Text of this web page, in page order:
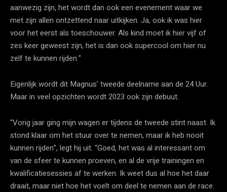
aanwezig zijn, het wordt dan ook een evenement waar we
met zijn allen ontzettend naar uitkijken. Ja, ook ik was hier
voor het eerst als toeschouwer. Als kind moet ik hier vijf of
zes keer geweest zijn, het is dan ook supercool om hier nu
zelf te kunnen rijden.”
Eigenlijk wordt dit Magnus’ tweede deelname aan de 24 Uur.
Maar in veel opzichten wordt 2023 ook zijn debuut.
“Vorig jaar ging mijn wagen er tijdens de tweede stint naast. Ik
stond klaar om het stuur over te nemen, maar ik heb nooit
kunnen rijden”, legt hij uit. “Goed, het was al interessant om
van de sfeer te kunnen proeven, en al de vrije trainingen en
kwalificatiesessies af te werken. Ik weet dus al hoe het daar
draait, maar niet hoe het voelt om deel te nemen aan de race.